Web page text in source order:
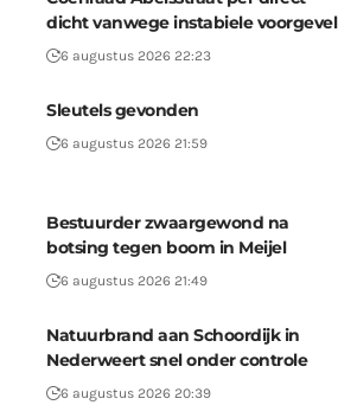
dicht vanwege instabiele voorgevel
6 augustus 2026 22:23
Sleutels gevonden
6 augustus 2026 21:59
Bestuurder zwaargewond na
botsing tegen boom in Meijel
6 augustus 2026 21:49
Natuurbrand aan Schoordijk in
Nederweert snel onder controle
6 augustus 2026 20:39